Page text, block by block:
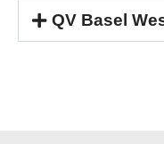
QV Basel